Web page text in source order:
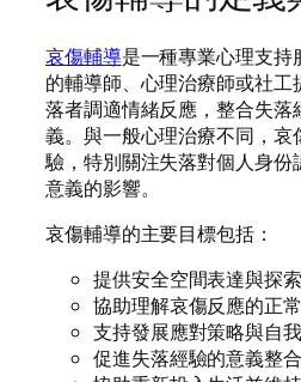
哀傷輔導是一種專業心理支持
的輔導師、心理治療師或社
落者調適情緒反應，整合失
義。與一般心理治療不同，哀
驗，特別關注失落對個人身
意義的影響。
哀傷輔導的主要目標包括：
提供安全空間表達與探
協助理解哀傷反應的正
支持發展應對策略與自
促進失落經驗的意義整合